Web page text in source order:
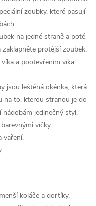
zoubky, které pasují
na jedné straně a poté
protější zoubek.
a pootevřením víka
jsou leštěná okénka, která
na to, kterou stranou je do
jedinečný styl.
víčky
vaření.
koláče a dortíky,